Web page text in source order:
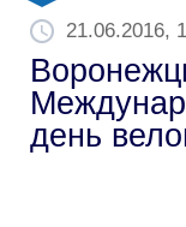
21.06.2016,
день